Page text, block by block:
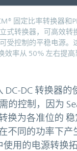
固定比率转换器和
式转换器，可高效转
受控制的平稳电源。
效率从 50% 左右提高
DC-DC 转换器的
的控制，因为
换为各准位的 稳
不同的功率下产
使用的电源转换